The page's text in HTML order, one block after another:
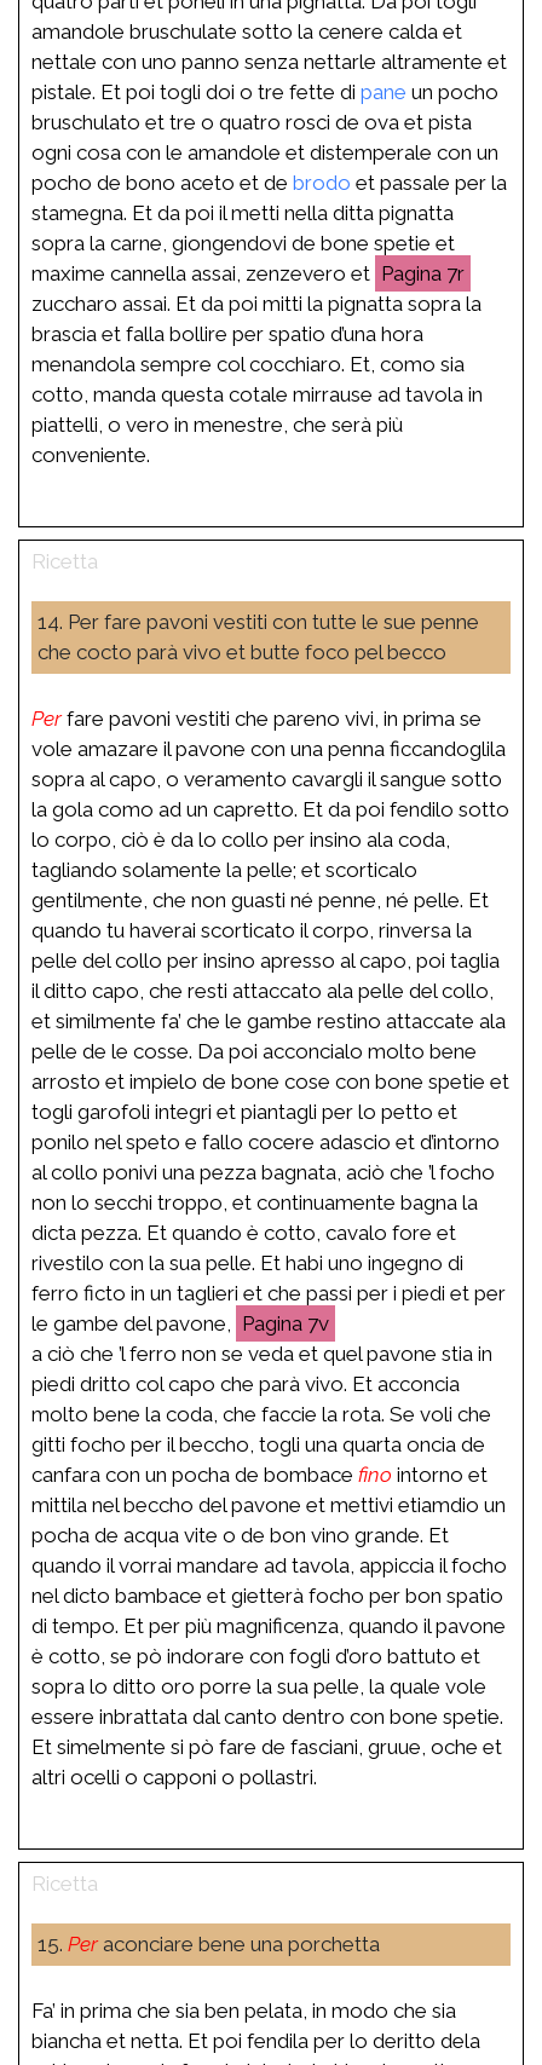
amandole bruschulate sotto la cenere calda et
nettale con uno panno senza nettarle altramente et
pistale. Et poi togli doi o tre fette di pane un pocho
bruschulato et tre o quatro rosci de ova et pista
ogni cosa con le amandole et distemperale con un
pocho de bono aceto et de brodo et passale per la
stamegna. Et da poi il metti nella ditta pignatta
sopra la carne, giongendovi de bone spetie et
maxime cannella assai, zenzevero et
7r
zuccharo assai. Et da poi mitti la pignatta sopra la
brascia et falla bollire per spatio d’una hora
menandola sempre col cocchiaro. Et, como sia
cotto, manda questa cotale mirrause ad tavola in
piattelli, o vero in menestre, che serà più
conveniente.
14. Per fare pavoni vestiti con tutte le sue penne
che cocto parà vivo et butte foco pel becco
Perfare pavoni vestiti che pareno vivi, in prima se
vole amazare il pavone con una penna ficcandoglila
sopra al capo, o veramento cavargli il sangue sotto
la gola como ad un capretto. Et da poi fendilo sotto
lo corpo, ciò è da lo collo per insino ala coda,
tagliando solamente la pelle; et scorticalo
gentilmente, che non guasti né penne, né pelle. Et
quando tu haverai scorticato il corpo, rinversa la
pelle del collo per insino apresso al capo, poi taglia
il ditto capo, che resti attaccato ala pelle del collo,
et similmente fa’ che le gambe restino attaccate ala
pelle de le cosse. Da poi acconcialo molto bene
arrosto et impielo de bone cose con bone spetie et
togli garofoli integri et piantagli per lo petto et
ponilo nel speto e fallo cocere adascio et d’intorno
al collo ponivi una pezza bagnata, aciò che ’l focho
non lo secchi troppo, et continuamente bagna la
dicta pezza. Et quando è cotto, cavalo fore et
rivestilo con la sua pelle. Et habi uno ingegno di
ferro ficto in un taglieri et che passi per i piedi et per
le gambe del pavone,
7v
a ciò che ’l ferro non se veda et quel pavone stia in
piedi dritto col capo che parà vivo. Et acconcia
molto bene la coda, che faccie la rota. Se voli che
gitti focho per il beccho, togli una quarta oncia de
canfara con un pocha de bombace fino intorno et
mittila nel beccho del pavone et mettivi etiamdio un
pocha de acqua vite o de bon vino grande. Et
quando il vorrai mandare ad tavola, appiccia il focho
nel dicto bambace et gietterà focho per bon spatio
di tempo. Et per più magnificenza, quando il pavone
è cotto, se pò indorare con fogli d’oro battuto et
sopra lo ditto oro porre la sua pelle, la quale vole
essere inbrattata dal canto dentro con bone spetie.
Et simelmente si pò fare de fasciani, gruue, oche et
altri ocelli o capponi o pollastri.
15. Peraconciare bene una porchetta
Fa’ in prima che sia ben pelata, in modo che sia
biancha et netta. Et poi fendila per lo deritto dela